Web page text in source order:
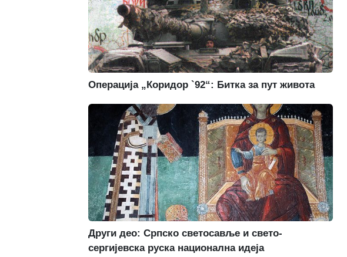
Операција „Коридор `92“: Битка за пут живота
Други део: Српско светосавље и свето-
сергијевска руска национална идеја